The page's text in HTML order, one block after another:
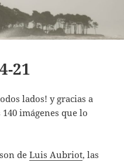
21
lados! y gracias a
imágenes que lo
deLuis Aubriot, las